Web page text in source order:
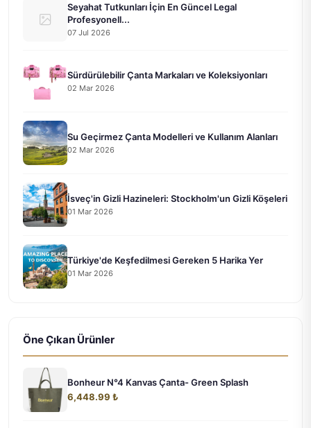
Seyahat Tutkunları İçin En Güncel Legal
Profesyonell...
07 Jul 2026
Sürdürülebilir Çanta Markaları ve Koleksiyonları
02 Mar 2026
Su Geçirmez Çanta Modelleri ve Kullanım Alanları
02 Mar 2026
İsveç'in Gizli Hazineleri: Stockholm'un Gizli Köşeleri
01 Mar 2026
Türkiye'de Keşfedilmesi Gereken 5 Harika Yer
01 Mar 2026
Öne Çıkan Ürünler
Bonheur N°4 Kanvas Çanta- Green Splash
6,448.99 ₺